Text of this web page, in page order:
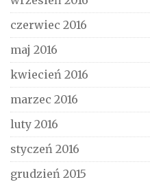
czerwiec 2016
maj 2016
kwiecień 2016
marzec 2016
luty 2016
styczeń 2016
grudzień 2015